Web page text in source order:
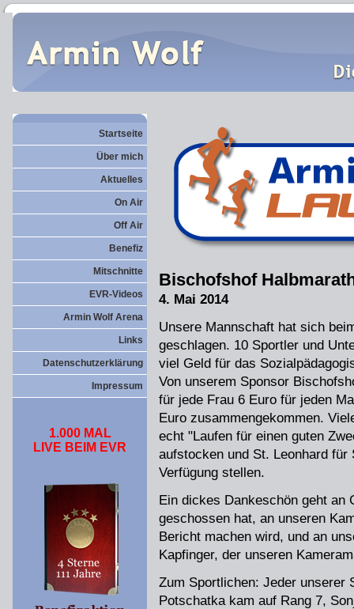
Startseite
Über mich
Aktuelles
On Air
Off Air
Benefiz
Mitschnitte
EVR-Videos
Armin Wolf Arena
Links
Datenschutzerklärung
Impressum
1.000 MAL
LIVE BEIM EVR
Bischofshof
4. Mai 2014
Unsere Mannschaft hat sich
geschlagen. 10 Sportler und
viel Geld für das
Von unserem Sponsor
für jede Frau 6 Euro für jeden
Euro zusammengekommen.
echt "Laufen für einen guten
aufstocken und St. Leonhard
Verfügung stellen.
Ein dickes Dankeschön geht an
geschossen hat, an unseren
Bericht machen wird, und an
Kapfinger, der unseren
Zum Sportlichen: Jeder unserer
Potschatka kam auf Rang 7,